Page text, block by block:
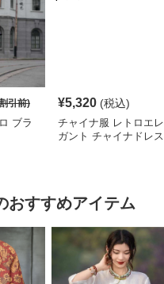
引前)
ブラ
¥5,320 (税込)
チャイナ服 レトロエレ
ガント チャイナドレス
おすすめアイテム